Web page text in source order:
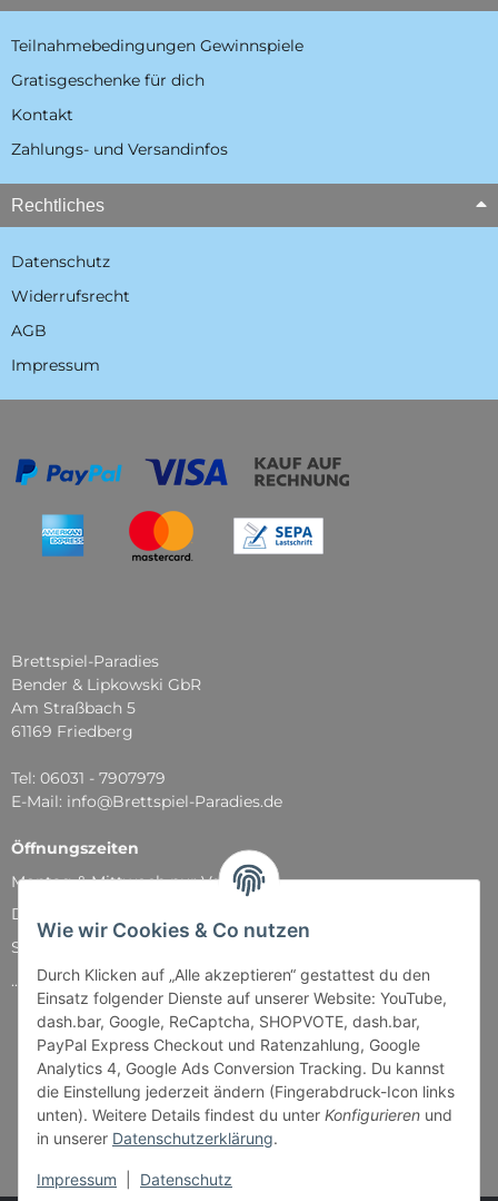
Wie wir Cookies & Co nutzen
Durch Klicken auf „Alle akzeptieren“ gestattest du den
Einsatz folgender Dienste auf unserer Website: YouTube,
dash.bar, Google, ReCaptcha, SHOPVOTE, dash.bar,
PayPal Express Checkout und Ratenzahlung, Google
Analytics 4, Google Ads Conversion Tracking. Du kannst
die Einstellung jederzeit ändern (Fingerabdruck-Icon links
unten). Weitere Details findest du unter Konfigurieren und
in unserer Datenschutzerklärung.
Impressum Datenschutz
Teilnahmebedingungen Gewinnspiele
Gratisgeschenke für dich
Kontakt
Zahlungs- und Versandinfos
Rechtliches
Datenschutz
Widerrufsrecht
AGB
Impressum
Brettspiel-Paradies
Bender & Lipkowski GbR
Am Straßbach 5
61169 Friedberg
Tel: 06031 - 7907979
E-Mail: info@Brettspiel-Paradies.de
Öffnungszeiten
Montag & Mittwoch nur Versand
Dienstag, Donnerstag und Freitag: 11:00 - 18:30 Uhr
Samstag: 11:00 - 14:00 Uhr
...und natürlich während unserer Events